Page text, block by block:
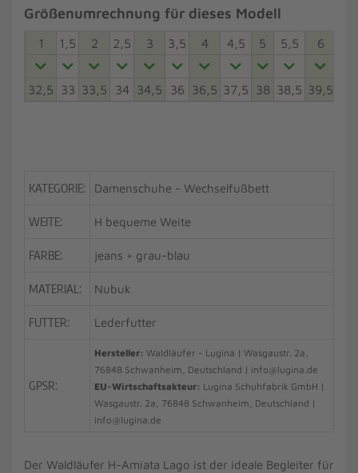
Größenumrechnung für dieses Modell
1 1,5 2 2,5 3 3,5 4 4,5 5 5,5 6
32,5 33 33,5 34 34,5 36 36,5 37,5 38 38,5 39,5
KATEGORIE: Damenschuhe - Wechselfußbett
WEITE: H bequeme Weite
FARBE: jeans + grau-blau
MATERIAL: Nubuk
FUTTER: Lederfutter
GPSR:
Hersteller: Waldläufer - Lugina | Wasgaustr. 2a,
76848 Schwanheim, Deutschland | info@lugina.de
EU-Wirtschaftsakteur: Lugina Schuhfabrik GmbH |
Wasgaustr. 2a, 76848 Schwanheim, Deutschland |
info@lugina.de
Der Waldläufer H-Amiata Lago ist der ideale Begleiter für